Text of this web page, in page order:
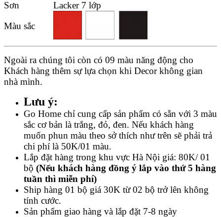
Sơn
Lacker 7 lớp
Màu sắc
Ngoài ra chúng tôi còn có 09 màu năng động cho
Khách hàng thêm sự lựa chọn khi Decor không gian
nhà mình.
Lưu ý:
Go Home chỉ cung cấp sản phẩm có sẵn với 3 màu
sắc cơ bản là trắng, đỏ, đen. Nếu khách hàng
muốn phun màu theo sở thích như trên sẽ phải trả
chi phí là 50K/01 màu.
Lắp đặt hàng trong khu vực Hà Nội giá: 80K/ 01
bộ (Nếu khách hàng đồng ý lắp vào thứ 5 hàng
tuần thì miễn phí)
Ship hàng 01 bộ giá 30K từ 02 bộ trở lên không
tính cước.
Sản phẩm giao hàng và lắp đặt 7-8 ngày